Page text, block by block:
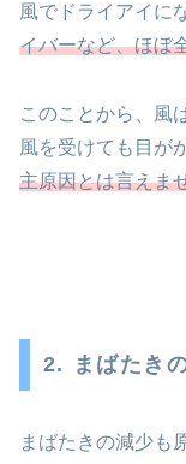
風でドライアイに
イバーなど、ほぼ
このことから、風
風を受けても目が
主原因とは言えま
2. まばたき
まばたきの減少も